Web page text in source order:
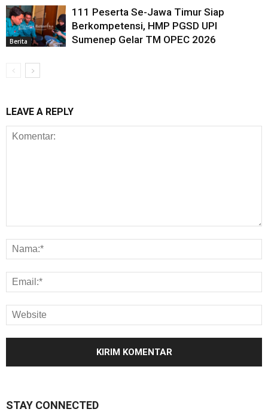
Berita
111 Peserta Se-Jawa Timur Siap
Berkompetensi, HMP PGSD UPI
Sumenep Gelar TM OPEC 2026
LEAVE A REPLY
STAY CONNECTED